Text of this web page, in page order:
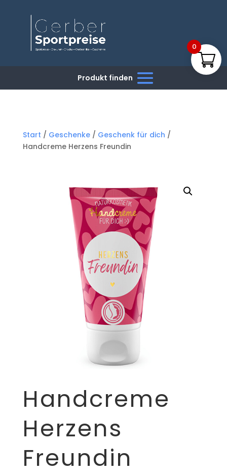
Start / Geschenke/ Geschenk für dich /
Handcreme Herzens Freundin
Handcreme
Herzens
Freundin
0